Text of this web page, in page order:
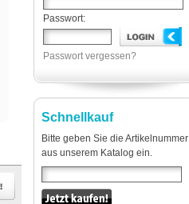
Passwort:
Passwort vergessen?
Schnellkauf
Bitte geben Sie die Artikelnummer
aus unserem Katalog ein.